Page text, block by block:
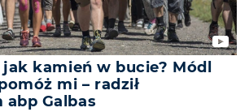
kamień w bucie? Módl
mi – radził
Galbas